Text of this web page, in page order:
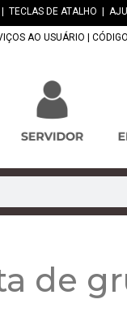
TECLAS DE ATALHO
AO USUÁRIO
de